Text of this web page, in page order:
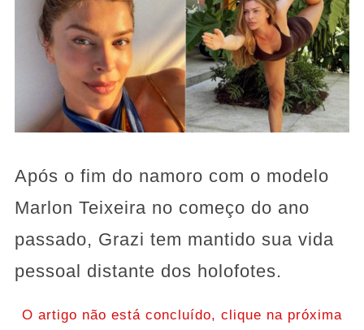
Após o fim do namoro com o modelo
Marlon Teixeira no começo do ano
passado, Grazi tem mantido sua vida
pessoal distante dos holofotes.
O artigo não está concluído, clique na próxima